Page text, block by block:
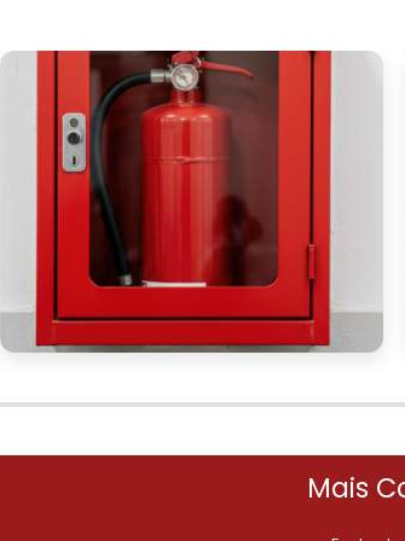
pode oferecer vantagens em
de ar condicionado e
para a diminuição da
se alinha a uma imagem
sua credibilidade e
DE VENTILAÇÃO DE
correta do equipamento e da
toda a diferença, auxiliando na
Mais